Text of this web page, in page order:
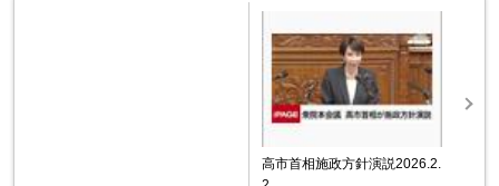
高市首相施政方針演説2026.2.